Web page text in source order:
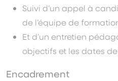
Suivi d’un appel à
de l’équipe de
Et d’un entretien
objectifs et les dates
Encadrement